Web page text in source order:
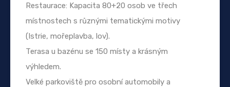
Restaurace: Kapacita 80+20 osob ve třech
místnostech s různými tematickými motivy
(Istrie, mořeplavba, lov).
Terasa u bazénu se 150 místy a krásným
výhledem.
Velké parkoviště pro osobní automobily a